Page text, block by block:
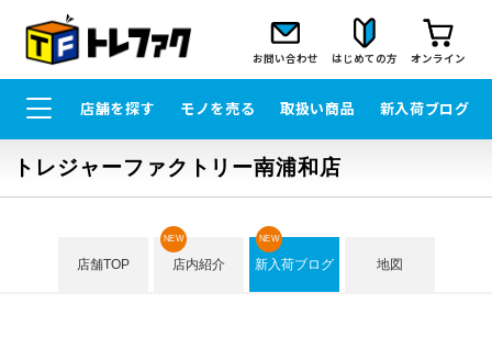
お問い合わせ はじめての方 オンライン
店舗を探す モノを売る 取扱い商品 新入荷ブログ
トレジャーファクトリー南浦和店
店舗TOP 店内紹介
NEW
新入荷ブログ
NEW
地図